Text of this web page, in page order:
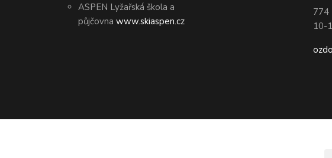
ASPEN Lyžařská škola a
půjčovna www.skiaspen.cz
774
10-